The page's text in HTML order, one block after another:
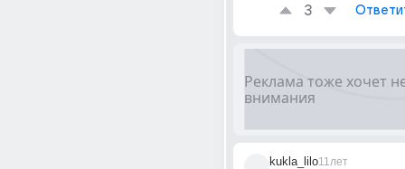
3
kukla_lilo11лет